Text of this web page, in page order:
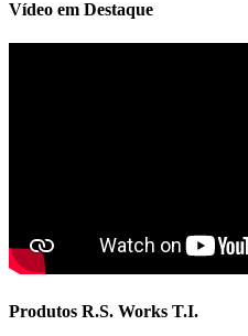
Vídeo em Destaque
Produtos R.S. Works T.I.